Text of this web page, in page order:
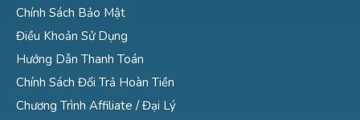
Chính Sách Bảo Mật
Điều Khoản Sử Dụng
Hướng Dẫn Thanh Toán
Chính Sách Đổi Trả Hoàn Tiền
Chương Trình Affiliate / Đại Lý